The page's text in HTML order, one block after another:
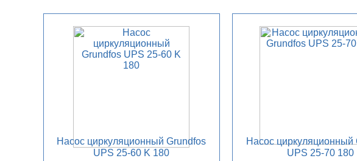
Насос циркуляционный Grundfos
UPS 25-60 K 180
Насос циркуляционный
UPS 25-70 180